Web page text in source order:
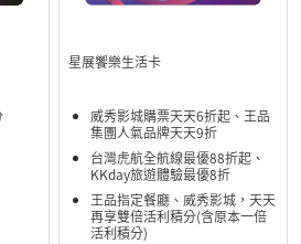
星展饗樂生活卡
威秀影城購票天天6折起、王品
集團人氣品牌天天9折
台灣虎航全航線最優88折起、
KKday旅遊體驗最優8折
王品指定餐廳、威秀影城，天天
再享雙倍活利積分(含原本一倍
活利積分)